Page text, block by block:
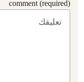
comment (required)